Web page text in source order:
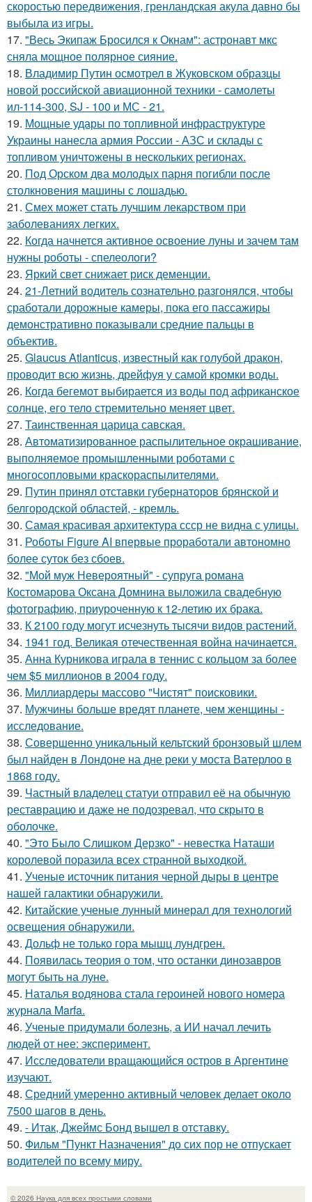
скоростью передвижения, гренландская акула давно бы
выбыла из игры.
17. "Весь Экипаж Бросился к Окнам": астронавт мкс
сняла мощное полярное сияние.
18. Владимир Путин осмотрел в Жуковском образцы
новой российской авиационной техники - самолеты
ил-114-300, SJ - 100 и МС - 21.
19. Мощные удары по топливной инфраструктуре
Украины нанесла армия России - АЗС и склады с
топливом уничтожены в нескольких регионах.
20. Под Орском два молодых парня погибли после
столкновения машины с лошадью.
21. Смех может стать лучшим лекарством при
заболеваниях легких.
22. Когда начнется активное освоение луны и зачем там
нужны роботы - спелеологи?
23. Яркий свет снижает риск деменции.
24. 21-Летний водитель сознательно разгонялся, чтобы
сработали дорожные камеры, пока его пассажиры
демонстративно показывали средние пальцы в
объектив.
25. Glaucus Atlanticus, известный как голубой дракон,
проводит всю жизнь, дрейфуя у самой кромки воды.
26. Когда бегемот выбирается из воды под африканское
солнце, его тело стремительно меняет цвет.
27. Таинственная царица савская.
28. Автоматизированное распылительное окрашивание,
выполняемое промышленными роботами с
многосопловыми краскораспылителями.
29. Путин принял отставки губернаторов брянской и
белгородской областей, - кремль.
30. Самая красивая архитектура ссср не видна с улицы.
31. Роботы Figure AI впервые проработали автономно
более суток без сбоев.
32. "Мой муж Невероятный" - супруга романа
Костомарова Оксана Домнина выложила свадебную
фотографию, приуроченную к 12-летию их брака.
33. К 2100 году могут исчезнуть тысячи видов растений.
34. 1941 год. Великая отечественная война начинается.
35. Анна Курникова играла в теннис с кольцом за более
чем $5 миллионов в 2004 году.
36. Миллиардеры массово "Чистят" поисковики.
37. Мужчины больше вредят планете, чем женщины -
исследование.
38. Совершенно уникальный кельтский бронзовый шлем
был найден в Лондоне на дне реки у моста Ватерлоо в
1868 году.
39. Частный владелец статуи отправил её на обычную
реставрацию и даже не подозревал, что скрыто в
оболочке.
40. "Это Было Слишком Дерзко" - невестка Наташи
королевой поразила всех странной выходкой.
41. Ученые источник питания черной дыры в центре
нашей галактики обнаружили.
42. Китайские ученые лунный минерал для технологий
освещения обнаружили.
43. Дольф не только гора мышц лундгрен.
44. Появилась теория о том, что останки динозавров
могут быть на луне.
45. Наталья водянова стала героиней нового номера
журнала Marfa.
46. Ученые придумали болезнь, а ИИ начал лечить
людей от нее: эксперимент.
47. Исследователи вращающийся остров в Аргентине
изучают.
48. Средний умеренно активный человек делает около
7500 шагов в день.
49. - Итак, Джеймс Бонд вышел в отставку.
50. Фильм "Пункт Назначения" до сих пор не отпускает
водителей по всему миру.
© 2026 Наука для всех простыми словами